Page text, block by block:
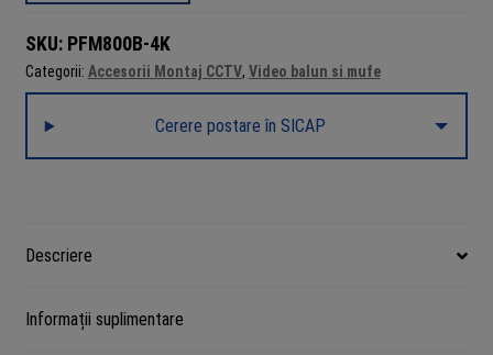
Dahua
PFM800B-
canal,
4K
SKU: PFM800B-4K
Categorii: Accesorii Montaj CCTV, Video balun si mufe
Cerere postare în SICAP
Descriere
Informații suplimentare